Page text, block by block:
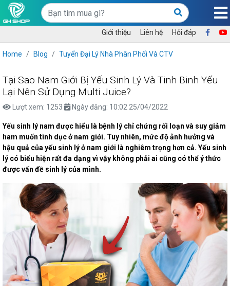
Giới thiệu Liên hệ Hỏi đáp
Home Blog Tuyển Đại Lý Nhà Phân Phối Và CTV
Tại Sao Nam Giới Bị Yếu Sinh Lý Và Tinh Binh Yếu
Lại Nên Sử Dụng Multi Juice?
Lượt xem: 1253 Ngày đăng: 10:02 25/04/2022
Yếu sinh lý nam được hiểu là bệnh lý chỉ chứng rối loạn và suy giảm
ham muốn tình dục ở nam giới. Tuy nhiên, mức độ ảnh hưởng và
hậu quả của yếu sinh lý ở nam giới là nghiêm trọng hơn cả. Yếu sinh
lý có biểu hiện rất đa dạng vì vậy không phải ai cũng có thể ý thức
được vấn đề sinh lý của mình.